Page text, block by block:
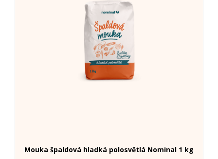
Mouka špaldová hladká polosvětlá Nominal 1 kg